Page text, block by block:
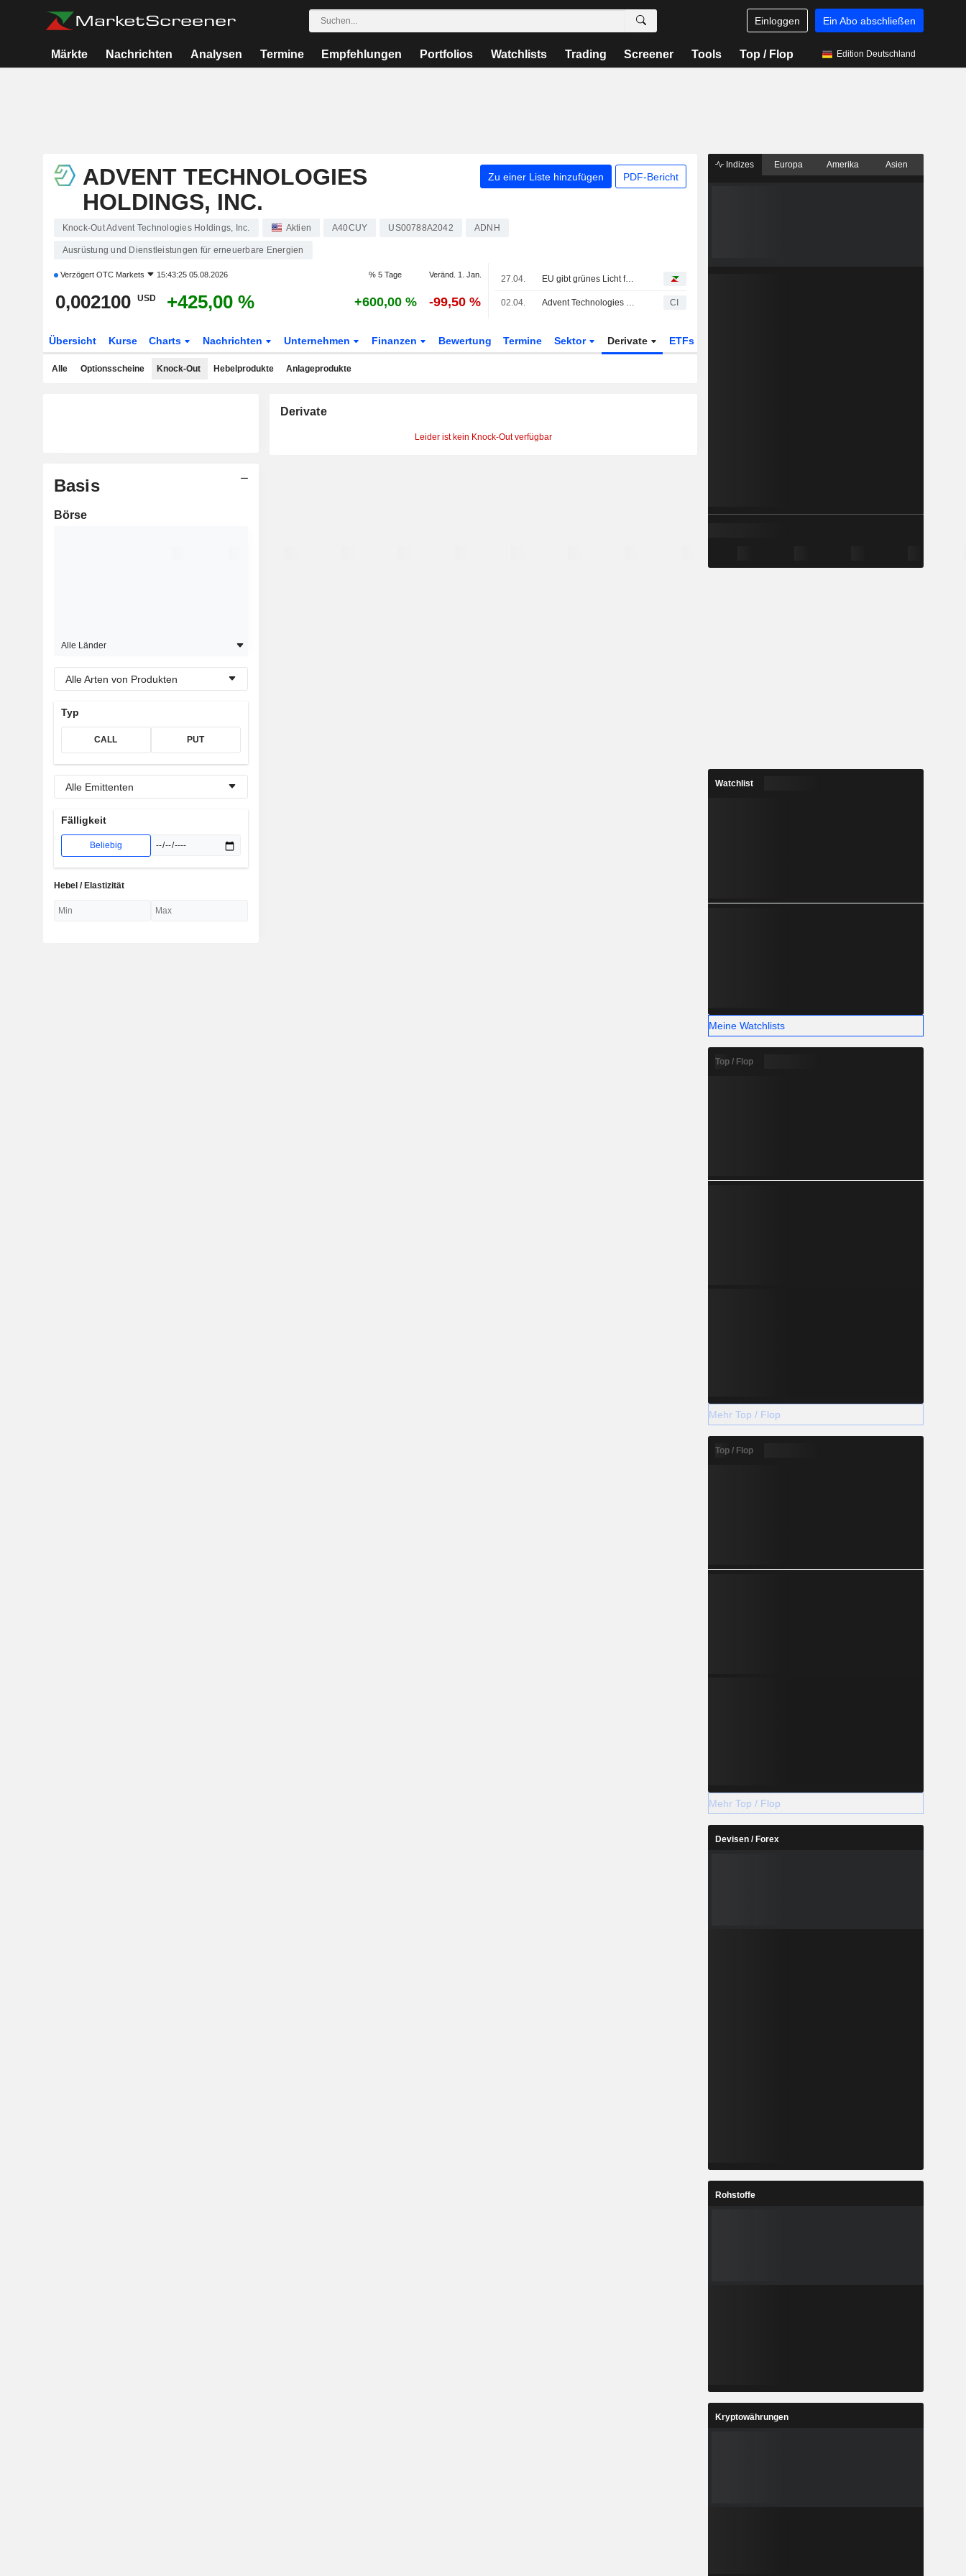
Einloggen Ein Abo abschließen
Märkte Nachrichten Analysen Termine Empfehlungen Portfolios Watchlists Trading Screener Tools Top / Flop Edition Deutschland
ADVENT TECHNOLOGIES
HOLDINGS, INC.
Zu einer Liste hinzufügen PDF-Bericht
Knock-Out Advent Technologies Holdings, Inc. Aktien A40CUY US00788A2042 ADNH
Ausrüstung und Dienstleistungen für erneuerbare Energien
Verzögert OTC Markets 15:43:25 05.08.2026 % 5 Tage Veränd. 1. Jan.
0,002100 USD +425,00 % +600,00 % -99,50 %
27.04. EU gibt grünes Licht für die Übernahme von Volue durch AFK, Advent und TA Associates Management
02.04. Advent Technologies Holdings, Inc. und EH Group Engineering AG schließen Lizenz- und Entwicklungsvereinbarung CI
Übersicht Kurse Charts Nachrichten Unternehmen Finanzen Bewertung Termine Sektor Derivate ETFs
Alle Optionsscheine Knock-Out Hebelprodukte Anlageprodukte
Basis
Börse
Alle Länder
Alle Arten von Produkten
Typ
CALL PUT
Alle Emittenten
Fälligkeit
Beliebig
Hebel / Elastizität
Derivate
Leider ist kein Knock-Out verfügbar
Indizes Europa Amerika Asien
Watchlist
Meine Watchlists
Top / Flop
Mehr Top / Flop
Top / Flop
Mehr Top / Flop
Devisen / Forex
Rohstoffe
Kryptowährungen